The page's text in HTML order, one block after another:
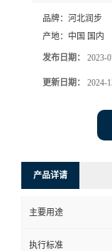
品牌： 河北润步
产地： 中国 国内
发布日期： 2023-
更新日期： 2024-
产品详请
主要用途
执行标准